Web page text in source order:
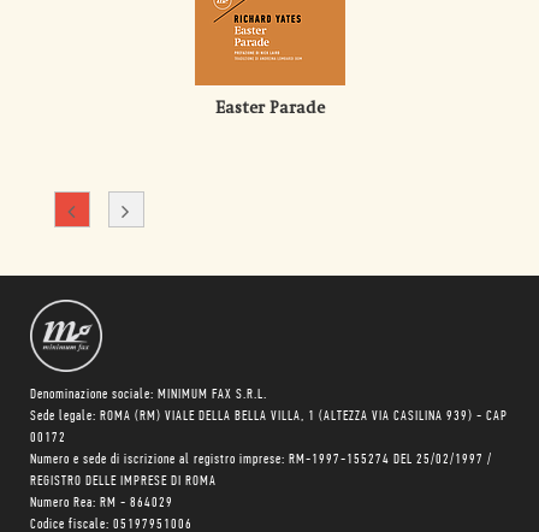
Easter Parade
Denominazione sociale: MINIMUM FAX S.R.L.
Sede legale: ROMA (RM) VIALE DELLA BELLA VILLA, 1 (ALTEZZA VIA CASILINA 939) - CAP
00172
Numero e sede di iscrizione al registro imprese: RM-1997-155274 DEL 25/02/1997 /
REGISTRO DELLE IMPRESE DI ROMA
Numero Rea: RM - 864029
Codice fiscale: 05197951006